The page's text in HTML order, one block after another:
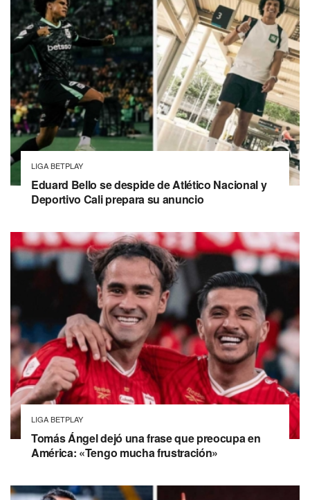
LIGA BETPLAY
Eduard Bello se despide de Atlético Nacional y
Deportivo Cali prepara su anuncio
LIGA BETPLAY
Tomás Ángel dejó una frase que preocupa en
América: «Tengo mucha frustración»